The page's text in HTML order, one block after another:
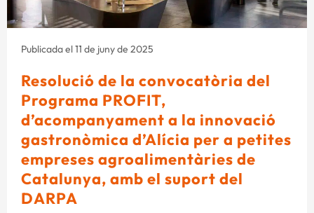
Publicada el 11 de juny de 2025
Resolució de la convocatòria del
Programa PROFIT,
d’acompanyament a la innovació
gastronòmica d’Alícia per a petites
empreses agroalimentàries de
Catalunya, amb el suport del
DARPA